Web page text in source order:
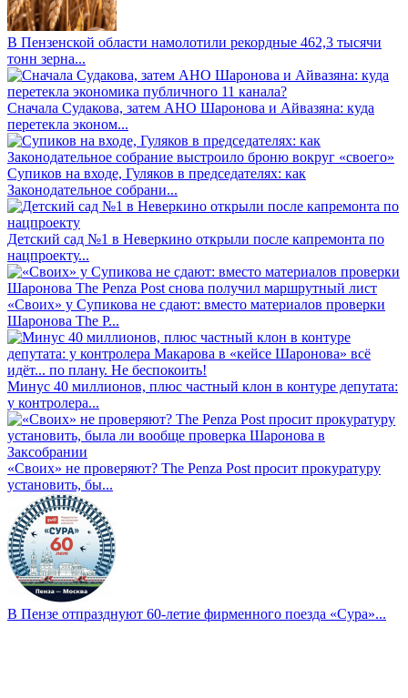
В Пензенской области намолотили рекордные 462,3 тысячи
тонн зерна...
Сначала Судакова, затем АНО Шаронова и Айвазяна: куда
перетекла эконом...
Супиков на входе, Гуляков в председателях: как
Законодательное собрани...
Детский сад №1 в Неверкино открыли после капремонта по
нацпроекту...
«Своих» у Супикова не сдают: вместо материалов проверки
Шаронова The P...
Минус 40 миллионов, плюс частный клон в контуре депутата:
у контролера...
«Своих» не проверяют? The Penza Post просит прокуратуру
установить, бы...
В Пензе отпразднуют 60-летие фирменного поезда «Сура»...